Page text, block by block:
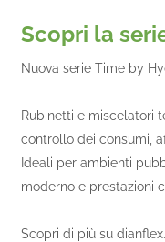
Scopri la
Nuova serie Time by
Rubinetti e miscelatori
controllo dei consumi,
Ideali per ambienti
moderno e prestazioni
Scopri di più su